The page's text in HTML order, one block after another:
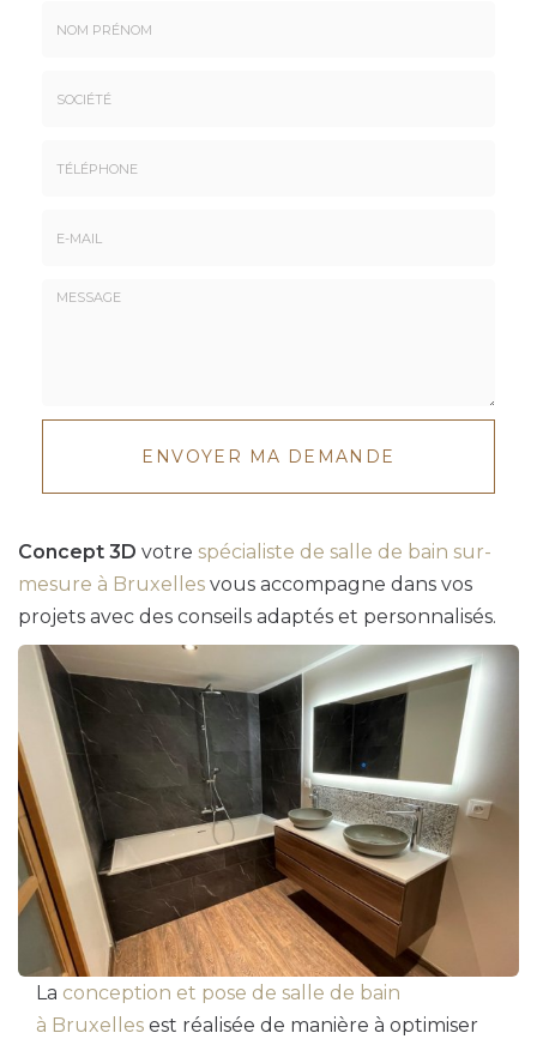
Message
ENVOYER MA DEMANDE
Concept 3D votre spécialiste de salle de bain sur-
mesure à Bruxelles vous accompagne dans vos
projets avec des conseils adaptés et personnalisés.
La conception et pose de salle de bain
à Bruxelles est réalisée de manière à optimiser